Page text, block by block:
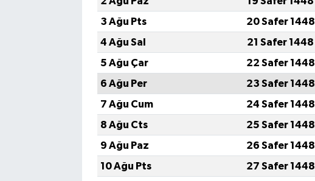
3 Ağu Pts
20 Safer 1448
4 Ağu Sal
21 Safer 1448
5 Ağu Çar
22 Safer 1448
6 Ağu Per
23 Safer 1448
7 Ağu Cum
24 Safer 1448
8 Ağu Cts
25 Safer 1448
9 Ağu Paz
26 Safer 1448
10 Ağu Pts
27 Safer 1448